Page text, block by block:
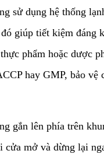
sử dụng hệ thống
giúp tiết kiệm đáng
phẩm hoặc dược
hay GMP, bảo
gắn lên phía trên
mở và dừng lại